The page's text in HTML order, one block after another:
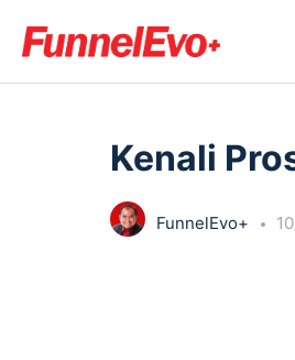
Kenali
FunnelEvo+